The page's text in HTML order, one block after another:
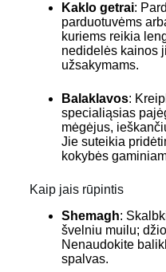
Kaklo getrai:
parduotuvėms
kuriems reikia
nedidelės kainos
užsakymams.
Balaklavos:
specialiąsias
mėgėjus,
Jie suteikia
kokybės
Kaip jais rūpintis
Shemagh:
švelniu muilu;
Nenaudokite
spalvas.